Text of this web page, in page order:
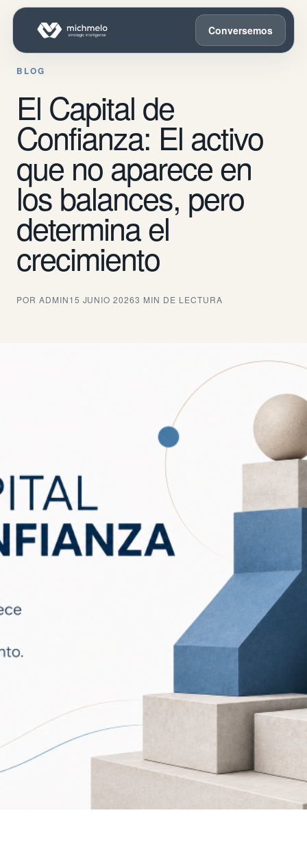
Conversemos
BLOG
El Capital de
Confianza: El activo
que no aparece en
los balances, pero
determina el
crecimiento
POR ADMIN15 JUNIO 20263 MIN DE LECTURA